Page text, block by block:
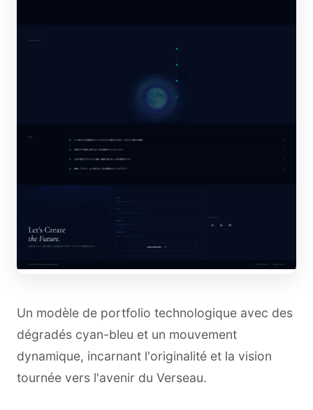
Un modèle de portfolio technologique avec des
dégradés cyan-bleu et un mouvement
dynamique, incarnant l'originalité et la vision
tournée vers l'avenir du Verseau.